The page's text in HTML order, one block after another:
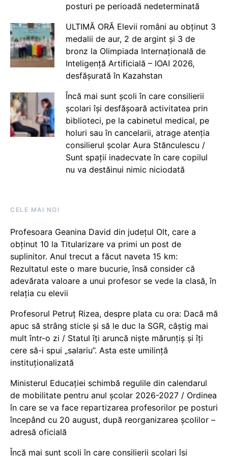
posturi pe perioadă nedeterminată
ULTIMĂ ORĂ Elevii români au obținut 3
medalii de aur, 2 de argint și 3 de
bronz la Olimpiada Internațională de
Inteligență Artificială – IOAI 2026,
desfășurată în Kazahstan
Încă mai sunt școli în care consilierii
școlari își desfășoară activitatea prin
biblioteci, pe la cabinetul medical, pe
holuri sau în cancelarii, atrage atenția
consilierul școlar Aura Stănculescu /
Sunt spații inadecvate în care copilul
nu va destăinui nimic niciodată
CELE MAI NOI
Profesoara Geanina David din județul Olt, care a
obținut 10 la Titularizare va primi un post de
suplinitor. Anul trecut a făcut naveta 15 km:
Rezultatul este o mare bucurie, însă consider că
adevărata valoare a unui profesor se vede la clasă, în
relația cu elevii
Profesorul Petruț Rizea, despre plata cu ora: Dacă mă
apuc să strâng sticle și să le duc la SGR, câștig mai
mult într-o zi / Statul îți aruncă niște mărunțiș și îți
cere să-i spui „salariu”. Asta este umilință
instituționalizată
Ministerul Educației schimbă regulile din calendarul
de mobilitate pentru anul școlar 2026-2027 / Ordinea
în care se va face repartizarea profesorilor pe posturi
începând cu 20 august, după reorganizarea școlilor –
adresă oficială
Încă mai sunt școli în care consilierii școlari își